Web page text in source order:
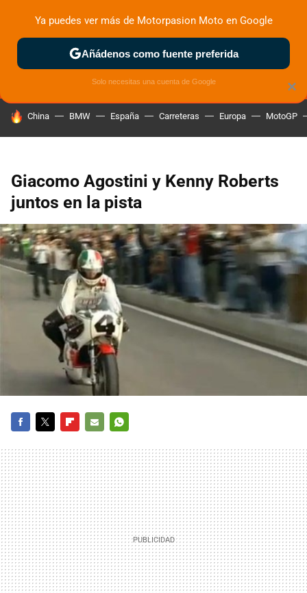
MENÚ NUEVO
ZONA DE PRUEBAS DEPORTIVAS MOTOS ELÉCTRICAS
HOY SE HABLA DE
China BMW España Carreteras Europa MotoGP
Giacomo Agostini y Kenny Roberts
juntos en la pista
MAIL
×
Ya puedes ver más de Motorpasion Moto en Google
Añádenos como fuente preferida
Solo necesitas una cuenta de Google